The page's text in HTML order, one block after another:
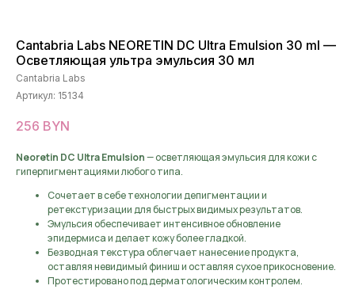
Cantabria Labs NEORETIN DC Ultra Emulsion 30 ml —
Осветляющая ультра эмульсия 30 мл
Cantabria Labs
Артикул: 15134
256 BYN
Neoretin DC Ultra Emulsion— осветляющая эмульсия для кожи с
гиперпигментациями любого типа.
Сочетает в себе технологии депигментации и
ретекстуризации для быстрых видимых результатов.
Эмульсия обеспечивает интенсивное обновление
эпидермиса и делает кожу более гладкой.
Безводная текстура облегчает нанесение продукта,
оставляя невидимый финиш и оставляя сухое прикосновение.
Протестировано под дерматологическим контролем.